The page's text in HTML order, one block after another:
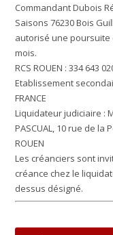
Commandant Dubois
Saisons 76230 Bois
autorisé une poursuite
mois.
RCS ROUEN : 334 643
Etablissement
FRANCE
Liquidateur judiciaire :
PASCUAL, 10 rue de la
ROUEN
Les créanciers sont
créance chez le
dessus désigné.